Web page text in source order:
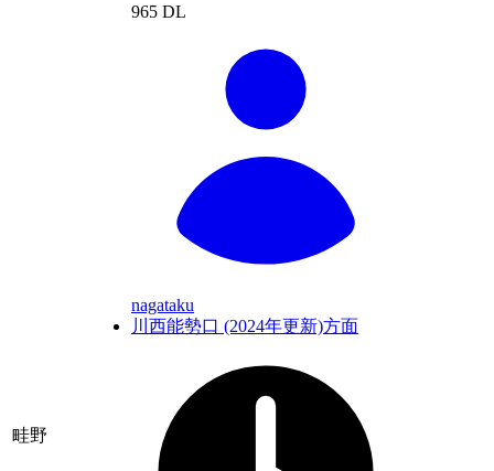
畦野
965 DL
nagataku
川西能勢口 (2024年更新)方面